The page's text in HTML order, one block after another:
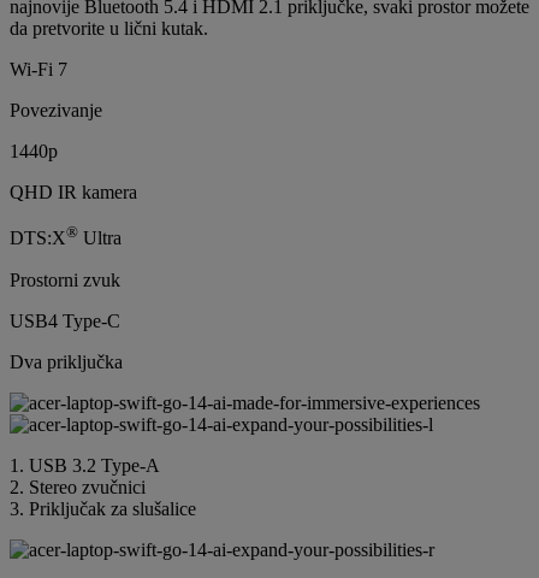
najnovije Bluetooth 5.4 i HDMI 2.1 priključke, svaki prostor možete
da pretvorite u lični kutak.
Wi-Fi 7
Povezivanje
1440p
QHD IR kamera
DTS:X® Ultra
Prostorni zvuk
USB4 Type-C
Dva priključka
1. USB 3.2 Type-A
2. Stereo zvučnici
3. Priključak za slušalice